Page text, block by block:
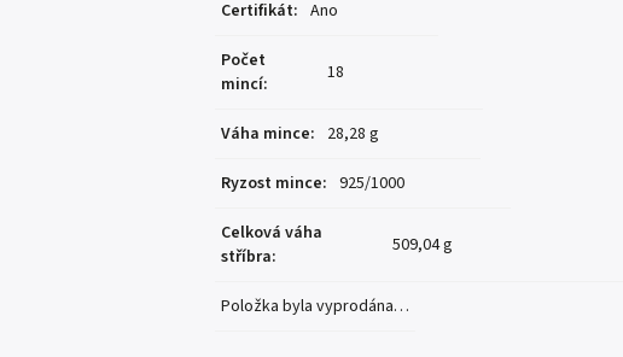
Certifikát: Ano
Počet
mincí: 18
Váha mince: 28,28 g
Ryzost mince: 925/1000
Celková váha
stříbra: 509,04 g
Položka byla vyprodána…